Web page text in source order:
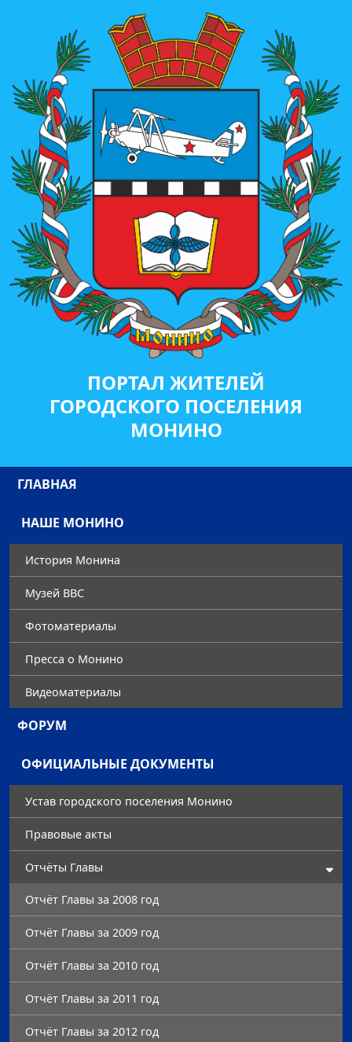
ПОРТАЛ ЖИТЕЛЕЙ
ГОРОДСКОГО ПОСЕЛЕНИЯ
МОНИНО
ГЛАВНАЯ
НАШЕ МОНИНО
История Монина
Музей ВВС
Фотоматериалы
Преccа о Монино
Видеоматериалы
ФОРУМ
ОФИЦИАЛЬНЫЕ ДОКУМЕНТЫ
Устав городского поселения Монино
Правовые акты
Отчёты Главы
Отчёт Главы за 2008 год
Отчёт Главы за 2009 год
Отчёт Главы за 2010 год
Отчёт Главы за 2011 год
Отчёт Главы за 2012 год